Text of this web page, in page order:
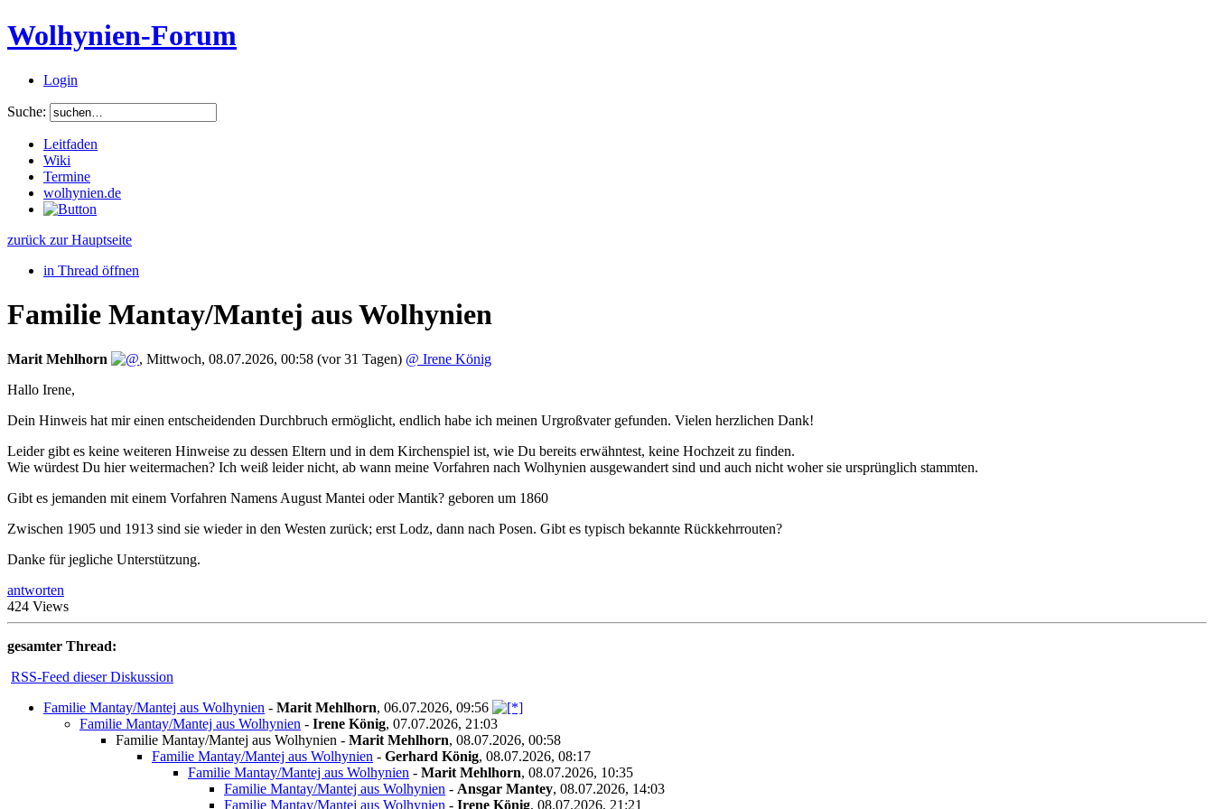
Wolhynien-Forum
Login
Suche:
Leitfaden
Wiki
Termine
wolhynien.de
zurück zur Hauptseite
in Thread öffnen
Familie Mantay/Mantej aus Wolhynien
Marit Mehlhorn , Mittwoch, 08.07.2026, 00:58 (vor 31 Tagen) @ Irene König
Hallo Irene,
Dein Hinweis hat mir einen entscheidenden Durchbruch ermöglicht, endlich habe ich meinen Urgroßvater gefunden. Vielen herzlichen Dank!
Leider gibt es keine weiteren Hinweise zu dessen Eltern und in dem Kirchenspiel ist, wie Du bereits erwähntest, keine Hochzeit zu finden.
Wie würdest Du hier weitermachen? Ich weiß leider nicht, ab wann meine Vorfahren nach Wolhynien ausgewandert sind und auch nicht woher sie ursprünglich stammten.
Gibt es jemanden mit einem Vorfahren Namens August Mantei oder Mantik? geboren um 1860
Zwischen 1905 und 1913 sind sie wieder in den Westen zurück; erst Lodz, dann nach Posen. Gibt es typisch bekannte Rückkehrrouten?
Danke für jegliche Unterstützung.
antworten
424 Views
gesamter Thread:
RSS-Feed dieser Diskussion
Familie Mantay/Mantej aus Wolhynien - Marit Mehlhorn, 06.07.2026, 09:56
Familie Mantay/Mantej aus Wolhynien - Irene König, 07.07.2026, 21:03
Familie Mantay/Mantej aus Wolhynien - Marit Mehlhorn, 08.07.2026, 00:58
Familie Mantay/Mantej aus Wolhynien - Gerhard König, 08.07.2026, 08:17
Familie Mantay/Mantej aus Wolhynien - Marit Mehlhorn, 08.07.2026, 10:35
Familie Mantay/Mantej aus Wolhynien - Ansgar Mantey, 08.07.2026, 14:03
Familie Mantay/Mantej aus Wolhynien - Irene König, 08.07.2026, 21:21